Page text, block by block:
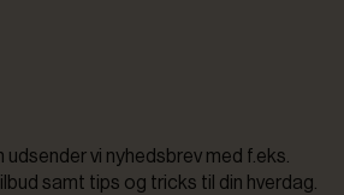
vi nyhedsbrev med f.eks.
samt tips og tricks til din hverdag.